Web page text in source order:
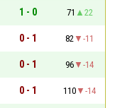
1 - 0 71
22
0 - 1 82
-11
0 - 1 96
-14
0 - 1 110
-14